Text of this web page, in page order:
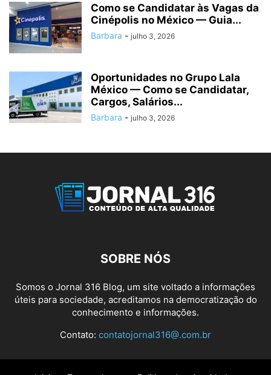
Como se Candidatar às Vagas da
Cinépolis no México — Guia...
Barbara - julho 3, 2026
Oportunidades no Grupo Lala
México — Como se Candidatar,
Cargos, Salários...
Barbara - julho 3, 2026
SOBRE NÓS
Somos o Jornal 316 Blog, um site voltado a informações
úteis para sociedade, acreditamos na democratização do
conhecimento e informações.
Contato: contatojornal316@.com.br